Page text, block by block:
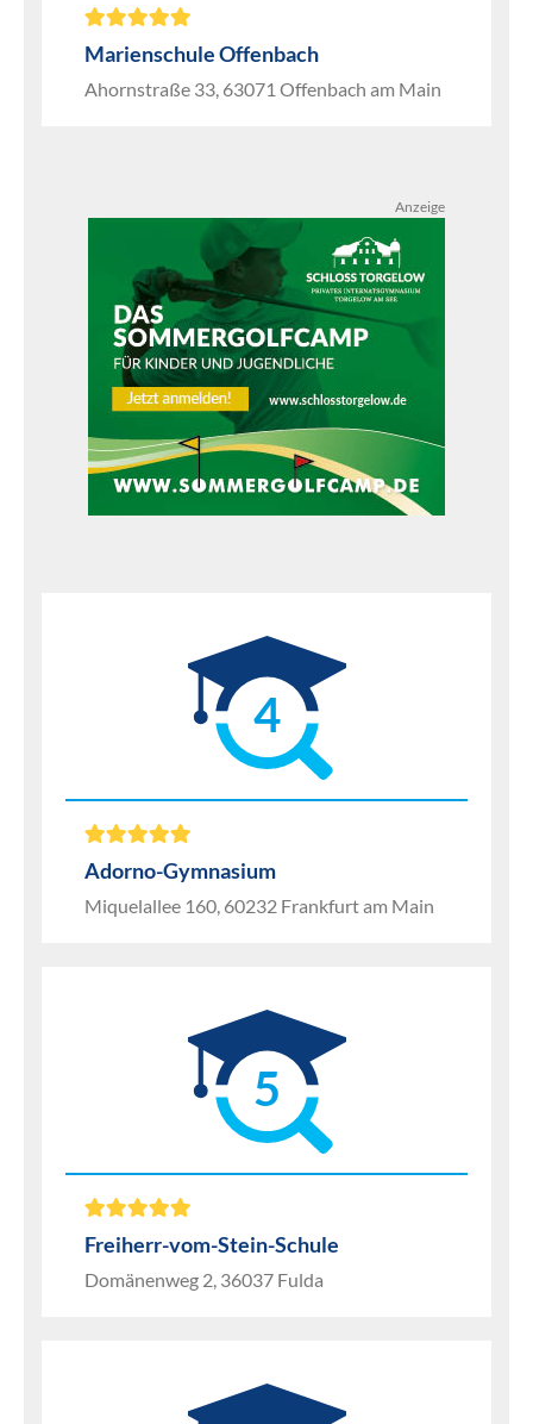
Marienschule Offenbach
Ahornstraße 33, 63071 Offenbach am Main
Anzeige
4
Adorno-Gymnasium
Miquelallee 160, 60232 Frankfurt am Main
5
Freiherr-vom-Stein-Schule
Domänenweg 2, 36037 Fulda